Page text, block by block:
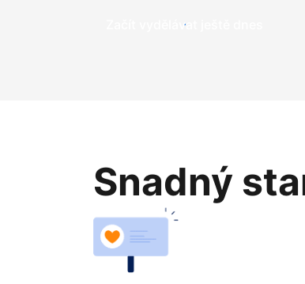
Začít vydělávat ještě dnes
Snadný